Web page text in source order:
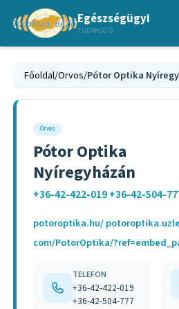
Egészségügyi
TUDAKOZÓ
Főoldal/Orvos/Pótor Optika
Orvos
Pótor Optika
Nyíregyházán
+36-42-422-019 +36-42-504-
potoroptika.hu/
com/PotorOptika/
TELEFON
+36-42-422-019
+36-42-504-777